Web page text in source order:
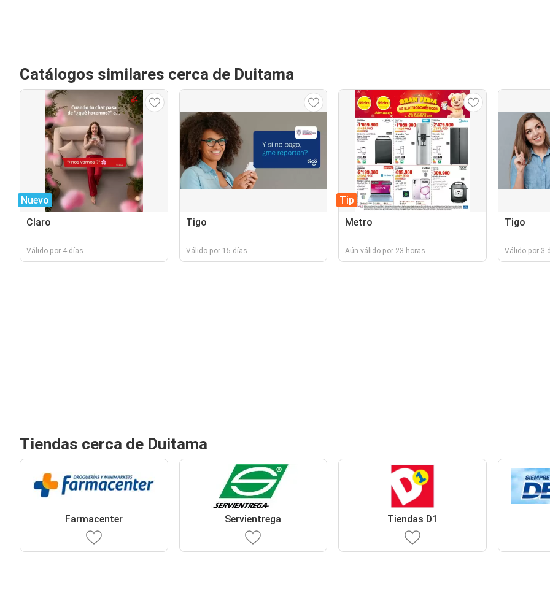
Catálogos similares cerca de Duitama
Nuevo
Claro
Válido por 4 días
Tigo
Válido por 15 días
Tip
Metro
Aún válido por 23 horas
Tigo
Válido por 3
Tiendas cerca de Duitama
Farmacenter Servientrega Tiendas D1